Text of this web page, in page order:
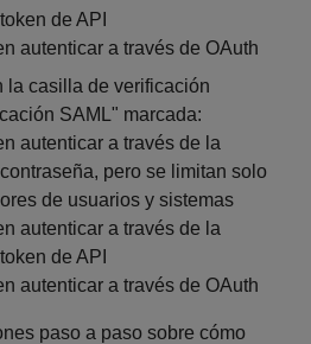
de API
autenticar a través de OAuth
la casilla de verificación
SAML" marcada:
autenticar a través de la
pero se limitan solo
de usuarios y sistemas
autenticar a través de la
de API
autenticar a través de OAuth
paso a paso sobre cómo